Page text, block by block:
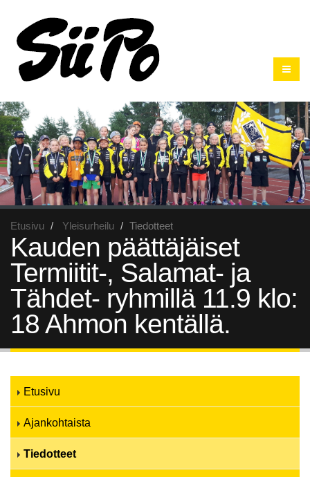
Etusivu Yleisurheilu Tiedotteet
Kauden päättäjäiset
Termiitit-, Salamat- ja
Tähdet- ryhmillä 11.9 klo:
18 Ahmon kentällä.
Etusivu
Ajankohtaista
Tiedotteet